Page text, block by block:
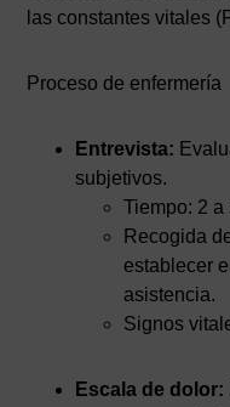
las constantes vitales
Proceso de enfermería
Entrevista:
subjetivos.
Tiempo: 2 a
Recogida
establecer
asistencia.
Signos
Escala de dolor: